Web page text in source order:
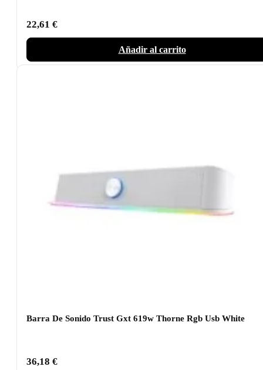
22,61 €
Añadir al carrito
Barra De Sonido Trust Gxt 619w Thorne Rgb Usb White
36,18 €